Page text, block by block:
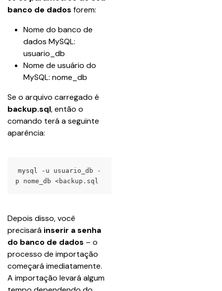
banco de dados forem:
Nome do banco de
dados MySQL:
usuario_db
Nome de usuário do
MySQL: nome_db
Se o arquivo carregado é
backup.sql, então o
comando terá a seguinte
aparência:
mysql -u usuario_db -
p nome_db <backup.sql
Depois disso, você
precisará inserir a senha
do banco de dados – o
processo de importação
começará imediatamente.
A importação levará algum